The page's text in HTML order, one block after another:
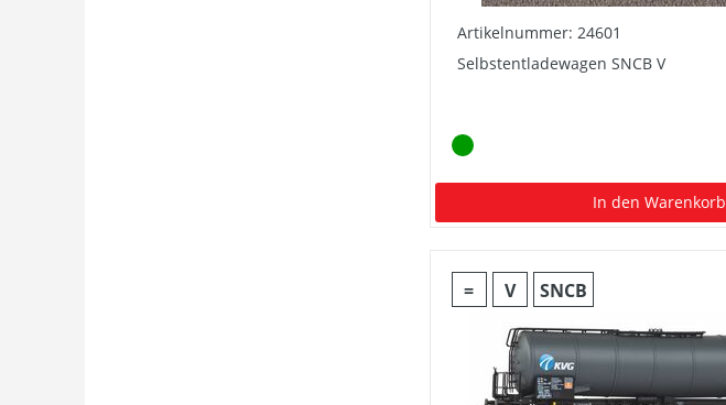
Artikelnummer: 24601
Selbstentladewagen SNCB V
In den Warenkorb
= V SNCB